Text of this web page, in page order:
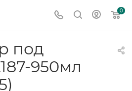
0
под
950мл